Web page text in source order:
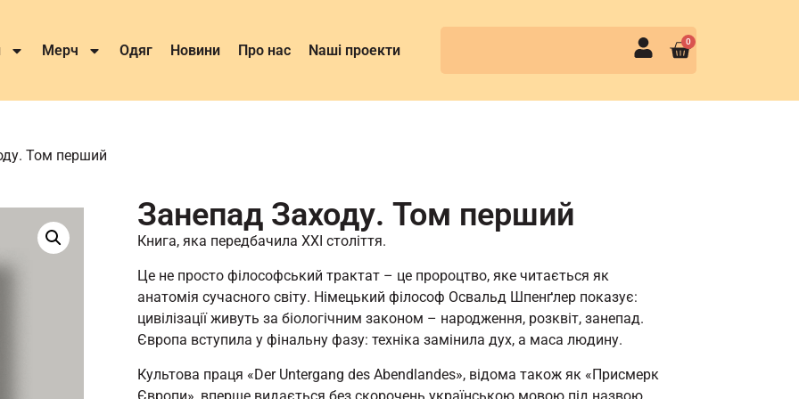
Мерч Одяг Новини Про нас Nаші проекти 0
Том перший
Занепад Заходу. Том перший
Книга, яка передбачила XXI століття.
Це не просто філософський трактат – це пророцтво, яке читається як
анатомія сучасного світу. Німецький філософ Освальд Шпенґлер показує:
цивілізації живуть за біологічним законом – народження, розквіт, занепад.
Європа вступила у фінальну фазу: техніка замінила дух, а маса людину.
Культова праця «Der Untergang des Abendlandes», відома також як «Присмерк